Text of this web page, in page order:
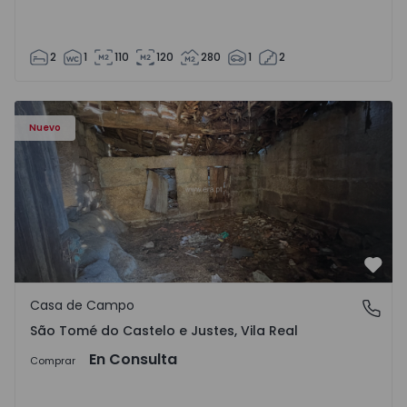
2 1 110 120 280 1 2
Nuevo
Casa Vila Real, São Tomé do Castelo e Justes - 1575189 - 1
São Tomé do Castelo e Justes, Vila Real
Casa de Campo
São Tomé do Castelo e Justes, Vila Real
Comprar En Consulta